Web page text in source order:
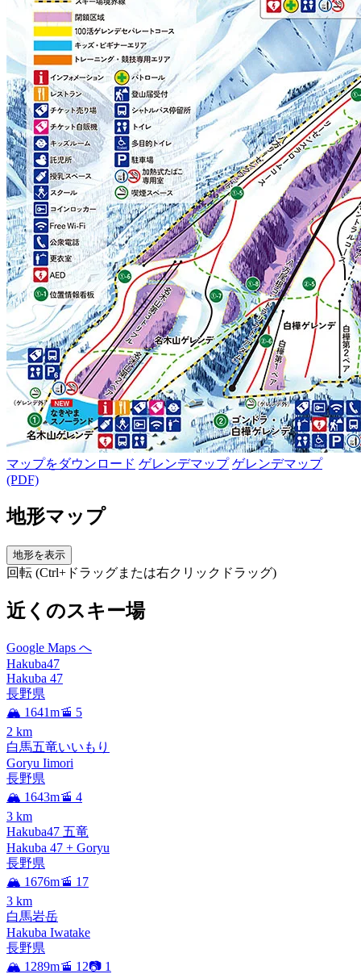
マップをダウンロード ゲレンデマップ ゲレンデマップ
(PDF)
地形マップ
地形を表示
回転 (Ctrl+ドラッグまたは右クリックドラッグ)
近くのスキー場
Google Maps へ
Hakuba47
Hakuba 47
長野県
🏔️ 1641m🚡 5
2 km
白馬五竜いいもり
Goryu Iimori
長野県
🏔️ 1643m🚡 4
3 km
Hakuba47 五竜
Hakuba 47 + Goryu
長野県
🏔️ 1676m🚡 17
3 km
白馬岩岳
Hakuba Iwatake
長野県
🏔️ 1289m🚡 12📷 1